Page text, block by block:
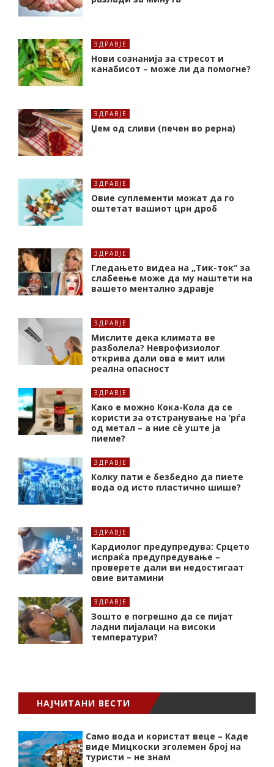
ЗДРАВЈЕ
Нови сознанија за стресот и
канабисот – може ли да помогне?
ЗДРАВЈЕ
Џем од сливи (печен во рерна)
ЗДРАВЈЕ
Oвие суплементи можат да го
оштетат вашиот црн дроб
ЗДРАВЈЕ
Гледањето видеа на „Тик-ток“ за
слабеење може да му наштети на
вашето ментално здравје
ЗДРАВЈЕ
Мислите дека климата ве
разболела? Неврофизиолог
открива дали ова е мит или
реална опасност
ЗДРАВЈЕ
Како е можно Кока-Кола да се
користи за отстранување на ‘рѓа
од метал – а ние сè уште ја
пиеме?
ЗДРАВЈЕ
Колку пати е безбедно да пиете
вода од исто пластично шише?
ЗДРАВЈЕ
Кардиолог предупредува: Срцето
испраќа предупредување –
проверете дали ви недостигаат
овие витамини
ЗДРАВЈЕ
Зошто е погрешно да се пијат
ладни пијалаци на високи
температури?
НАЈЧИТАНИ ВЕСТИ
Само вода и користат веце – Каде
виде Мицкоски зголемен број на
туристи – не знам